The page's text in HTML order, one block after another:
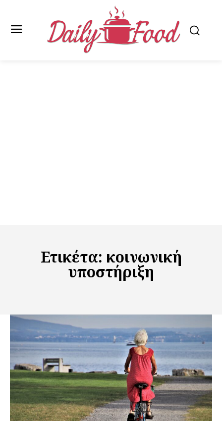
Ετικέτα: κοινωνική
υποστήριξη